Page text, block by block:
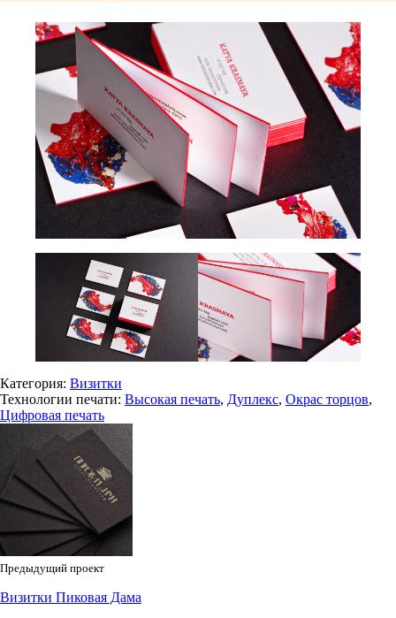
Категория: Визитки
Технологии печати: Высокая печать, Дуплекс, Окрас торцов,
Цифровая печать
Предыдущий проект
Визитки Пиковая Дама